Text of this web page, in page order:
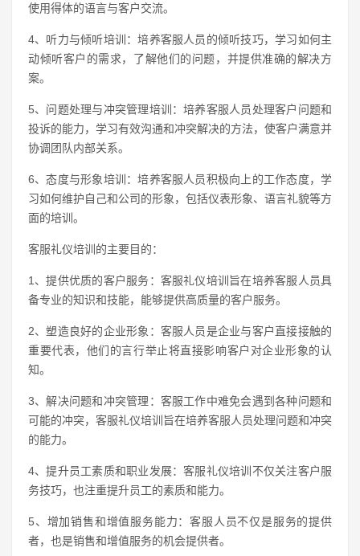
使用得体的语言与客户交流。
4、听力与倾听培训：培养客服人员的倾听技巧，学习如何主
动倾听客户的需求，了解他们的问题，并提供准确的解决方
案。
5、问题处理与冲突管理培训：培养客服人员处理客户问题和
投诉的能力，学习有效沟通和冲突解决的方法，使客户满意并
协调团队内部关系。
6、态度与形象培训：培养客服人员积极向上的工作态度，学
习如何维护自己和公司的形象，包括仪表形象、语言礼貌等方
面的培训。
客服礼仪培训的主要目的：
1、提供优质的客户服务：客服礼仪培训旨在培养客服人员具
备专业的知识和技能，能够提供高质量的客户服务。
2、塑造良好的企业形象：客服人员是企业与客户直接接触的
重要代表，他们的言行举止将直接影响客户对企业形象的认
知。
3、解决问题和冲突管理：客服工作中难免会遇到各种问题和
可能的冲突，客服礼仪培训旨在培养客服人员处理问题和冲突
的能力。
4、提升员工素质和职业发展：客服礼仪培训不仅关注客户服
务技巧，也注重提升员工的素质和能力。
5、增加销售和增值服务能力：客服人员不仅是服务的提供
者，也是销售和增值服务的机会提供者。